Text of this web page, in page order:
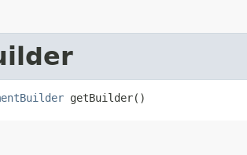
getBuilder()